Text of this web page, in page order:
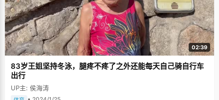
02:39
83岁王姐坚持冬泳，腿疼不疼了之外还能每天自己骑自行车
出行
UP主: 侯海涛